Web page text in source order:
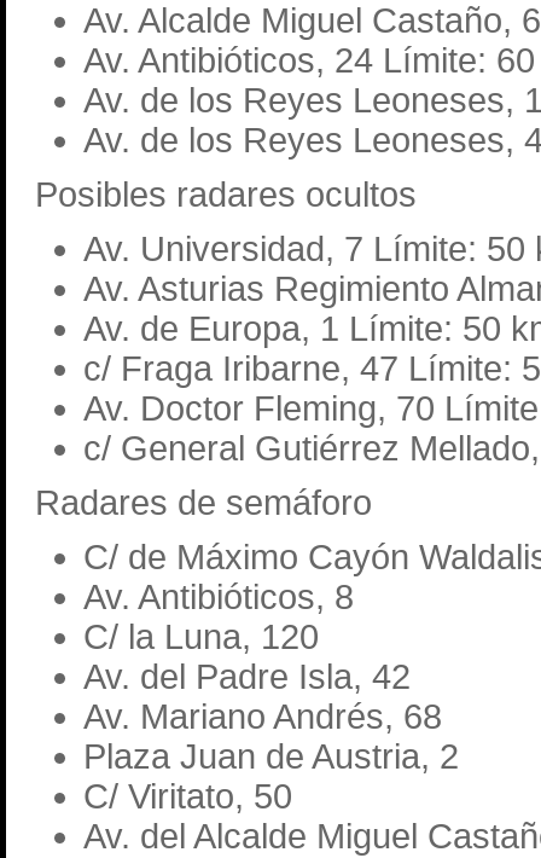
Av. Alcalde Miguel Castaño,
Av. Antibióticos, 24 Límite:
Av. de los Reyes Leoneses,
Av. de los Reyes Leoneses,
Posibles radares ocultos
Av. Universidad, 7 Límite: 50
Av. Asturias Regimiento
Av. de Europa, 1 Límite: 50
c/ Fraga Iribarne, 47 Límite:
Av. Doctor Fleming, 70
c/ General Gutiérrez
Radares de semáforo
C/ de Máximo Cayón
Av. Antibióticos, 8
C/ la Luna, 120
Av. del Padre Isla, 42
Av. Mariano Andrés, 68
Plaza Juan de Austria, 2
C/ Viritato, 50
Av. del Alcalde Miguel